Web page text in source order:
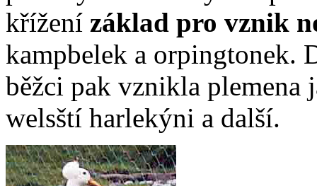
křížení základ pro vznik
kampbelek a orpingtonek.
běžci pak vznikla plemena
welsští harlekýni a další.